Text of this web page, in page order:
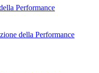
Performance
della Performance